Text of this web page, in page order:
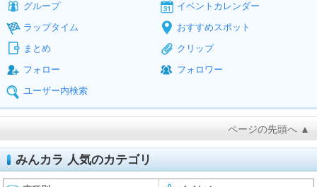
グループ
イベントカレンダー
ラップタイム
おすすめスポット
まとめ
クリップ
フォロー
フォロワー
ユーザー内検索
ページの先頭へ ▲
みんカラ 人気のカテゴリ